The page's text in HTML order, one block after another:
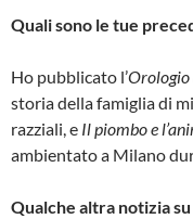
Quali sono le tue
Ho pubblicato l’
storia della famiglia di
razziali, e Il piombo e
ambientato a Milano
Qualche altra notizia